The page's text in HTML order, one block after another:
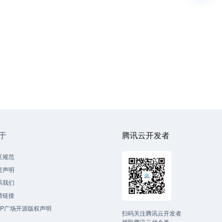
规范
声明
我们
链接
广场开源版权声明
腾讯云开发者
扫码关注腾讯云开发者